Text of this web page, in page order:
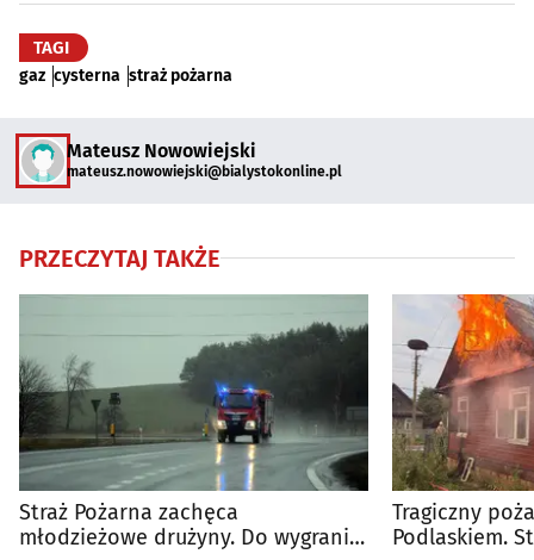
TAGI
gaz cysterna straż pożarna
Mateusz Nowowiejski
mateusz.nowowiejski@bialystokonline.pl
PRZECZYTAJ TAKŻE
Straż Pożarna zachęca
młodzieżowe drużyny. Do wygrania
Tragiczny
Podlaskiem.